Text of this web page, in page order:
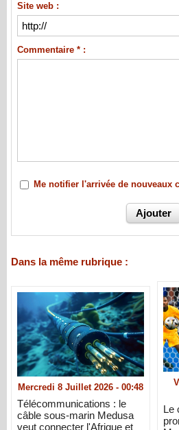
Site web :
Commentaire * :
Me notifier l'arrivée de nouveaux
Dans la même rubrique :
Mercredi 8 Juillet 2026 - 00:48
Télécommunications : le
câble sous-marin Medusa
veut connecter l'Afrique et
Le